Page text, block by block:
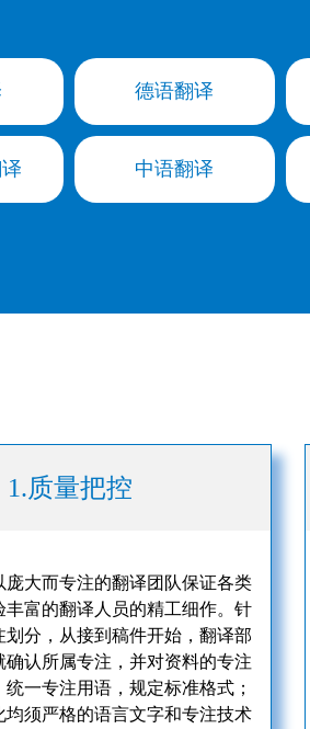
德语翻译
中语翻译
1.质量把控
庞大而专注的翻译团队保证各类
丰富的翻译人员的精工细作。针
划分，从接到稿件开始，翻译部
确认所属专注，并对资料的专注
一专注用语，规定标准格式；
均须严格的语言文字和专注技术